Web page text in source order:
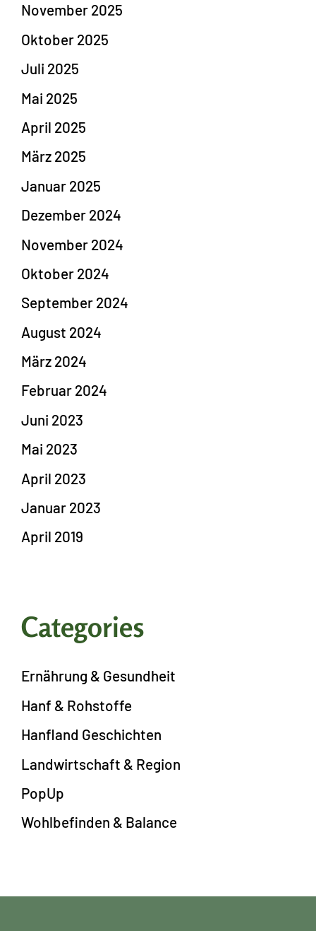
November 2025
Oktober 2025
Juli 2025
Mai 2025
April 2025
März 2025
Januar 2025
Dezember 2024
November 2024
Oktober 2024
September 2024
August 2024
März 2024
Februar 2024
Juni 2023
Mai 2023
April 2023
Januar 2023
April 2019
Categories
Ernährung & Gesundheit
Hanf & Rohstoffe
Hanfland Geschichten
Landwirtschaft & Region
PopUp
Wohlbefinden & Balance